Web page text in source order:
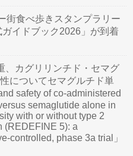
街食べ歩きスタンプラリー
イドブック2026」が到着
、カグリリンチド・セマグ
についてセマグルチド単
safety of co-administered
semaglutide alone in
with or without type 2
(REDEFINE 5): a
controlled, phase 3a trial」